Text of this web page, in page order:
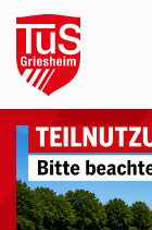
Startseite
Unser Verein
Aktuelles